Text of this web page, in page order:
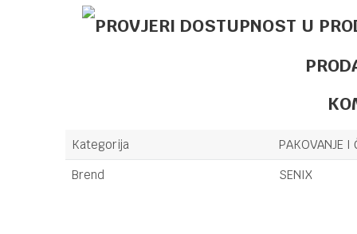
Kategorija
PAKOVANJE I
Brend
SENIX